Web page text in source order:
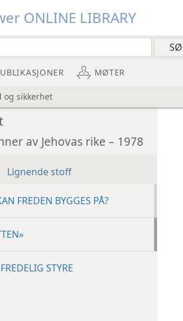
ONLINE LIBRARY
MØTER
og sikkerhet
av Jehovas rike – 1978
Lignende stoff
FREDEN BYGGES PÅ?
STYRE